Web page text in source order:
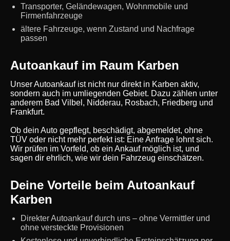
Transporter, Geländewagen, Wohnmobile und
Firmenfahrzeuge
ältere Fahrzeuge, wenn Zustand und Nachfrage
passen
Autoankauf im Raum Karben
Unser Autoankauf ist nicht nur direkt in Karben aktiv,
sondern auch im umliegenden Gebiet. Dazu zählen unter
anderem Bad Vilbel, Nidderau, Rosbach, Friedberg und
Frankfurt.
Ob dein Auto gepflegt, beschädigt, abgemeldet, ohne
TÜV oder nicht mehr perfekt ist: Eine Anfrage lohnt sich.
Wir prüfen im Vorfeld, ob ein Ankauf möglich ist, und
sagen dir ehrlich, wie wir dein Fahrzeug einschätzen.
Deine Vorteile beim Autoankauf
Karben
Direkter Autoankauf durch uns – ohne Vermittler und
ohne versteckte Provisionen